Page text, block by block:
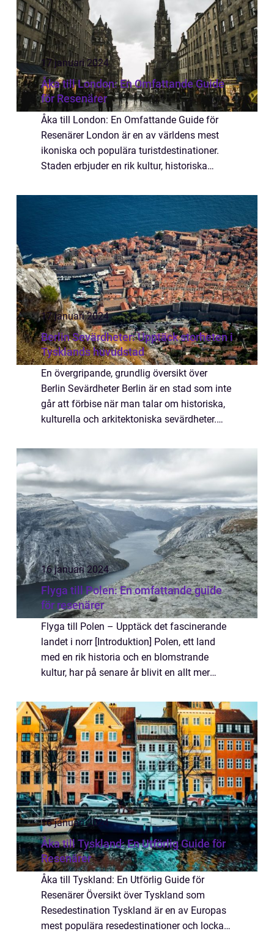
17 januari 2024
Åka till London: En Omfattande Guide
för Resenärer
Åka till London: En Omfattande Guide för
Resenärer London är en av världens mest
ikoniska och populära turistdestinationer.
Staden erbjuder en rik kultur, historiska
shopping och ett brett utbud av sevärdhet...
17 januari 2024
Berlin Sevärdheter: Upptäck storheten i
Tysklands huvudstad
En övergripande, grundlig översikt över
Berlin Sevärdheter Berlin är en stad som inte
går att förbise när man talar om historiska,
kulturella och arkitektoniska sevärdheter.
kulturliv erbjuder Berlin något för al...
16 januari 2024
Flyga till Polen: En omfattande guide
för resenärer
Flyga till Polen – Upptäck det fascinerande
landet i norr [Introduktion] Polen, ett land
med en rik historia och en blomstrande
kultur, har på senare år blivit en allt mer
över. Att flyga till Polen är ...
16 januari 2024
Åka till Tyskland: En Utförlig Guide för
Resenärer
Åka till Tyskland: En Utförlig Guide för
Resenärer Översikt över Tyskland som
Resedestination Tyskland är en av Europas
mest populära resedestinationer och lockar